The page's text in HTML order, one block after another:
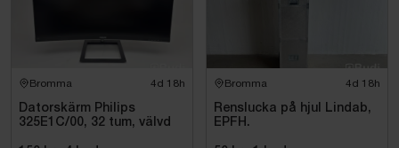
Bromma 4d 18h
Datorskärm Philips
325E1C/00, 32 tum, välvd
Bromma 4d 18h
Renslucka på hjul Lindab,
EPFH.